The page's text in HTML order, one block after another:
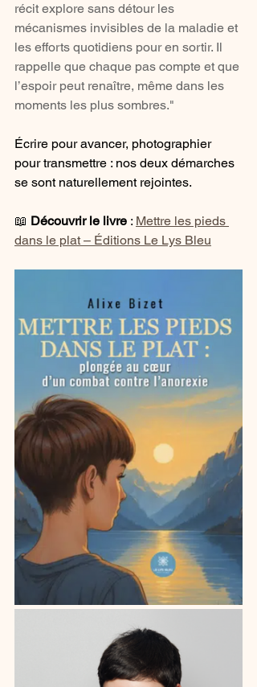
récit explore sans détour les
mécanismes invisibles de la maladie et
les efforts quotidiens pour en sortir. Il
rappelle que chaque pas compte et que
l’espoir peut renaître, même dans les
moments les plus sombres."
Écrire pour avancer, photographier
pour transmettre : nos deux démarches
se sont naturellement rejointes.
📖 Découvrir le livre : Mettre les pieds
dans le plat – Éditions Le Lys Bleu